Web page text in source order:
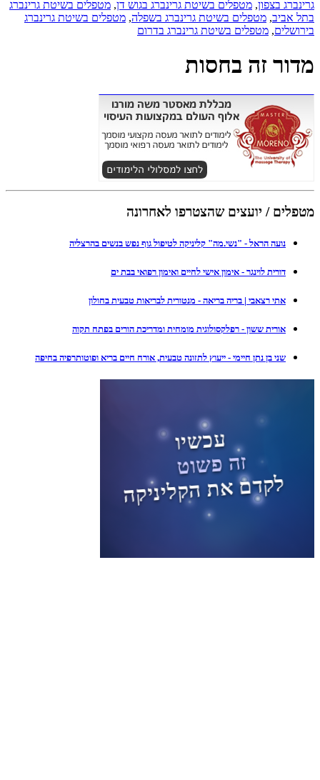
גרינברג בצפון, מטפלים בשיטת גרינברג בגוש דן, מטפלים בשיטת גרינברג
בתל אביב, מטפלים בשיטת גרינברג בשפלה, מטפלים בשיטת גרינברג
בירושלים, מטפלים בשיטת גרינברג בדרום
מדור זה בחסות
מטפלים / יועצים שהצטרפו לאחרונה
נועה הראל - "נשי.מה" קליניקה לטיפול גוף נפש בנשים בהרצליה
דורית לוינגר - אימון אישי לחיים ואימון רפואי בבת ים
אתי רצאבי | בריה בריאה - מנטורית לבריאות טבעית בחולון
אורית ששון - רפלקסולוגית מומחית ומדריכת הורים בפתח תקוה
שני בן נתן חיימי - ייעוץ לתזונה טבעית, אורח חיים בריא ופוטותרפיה בחיפה